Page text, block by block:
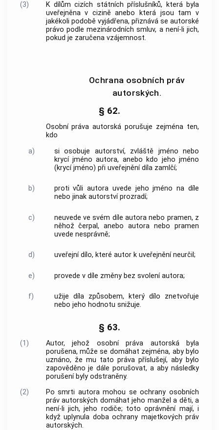
(3)
K dílům cizích státních příslušníků, která byla
uveřejněna v cizině anebo která jsou tam v
jakékoli podobě vyjádřena, přiznává se autorské
právo podle mezinárodních smluv, a není-li jich,
pokud je zaručena vzájemnost.
Ochrana osobních práv
autorských.
§ 62.
Osobní práva autorská porušuje zejména ten,
kdo
a)
si osobuje autorství, zvláště jméno nebo
krycí jméno autora, anebo kdo jeho jméno
(krycí jméno) při uveřejnění díla zamlčí;
b)
proti vůli autora uvede jeho jméno na díle
nebo jinak autorství prozradí;
c)
neuvede ve svém díle autora nebo pramen, z
něhož čerpal, anebo autora nebo pramen
uvede nesprávně;
d) uveřejní dílo, které autor k uveřejnění neurčil;
e) provede v díle změny bez svolení autora;
f)
užije díla způsobem, který dílo znetvořuje
nebo jeho hodnotu snižuje.
§ 63.
(1)
Autor, jehož osobní práva autorská byla
porušena, může se domáhat zejména, aby bylo
uznáno, že mu tato práva příslušejí, aby bylo
zapověděno je dále porušovat, a aby následky
porušení byly odstraněny.
(2)
Po smrti autora mohou se ochrany osobních
práv autorských domáhat jeho manžel a děti, a
není-li jich, jeho rodiče; toto oprávnění mají, i
když uplynula doba ochrany majetkových práv
autorských.